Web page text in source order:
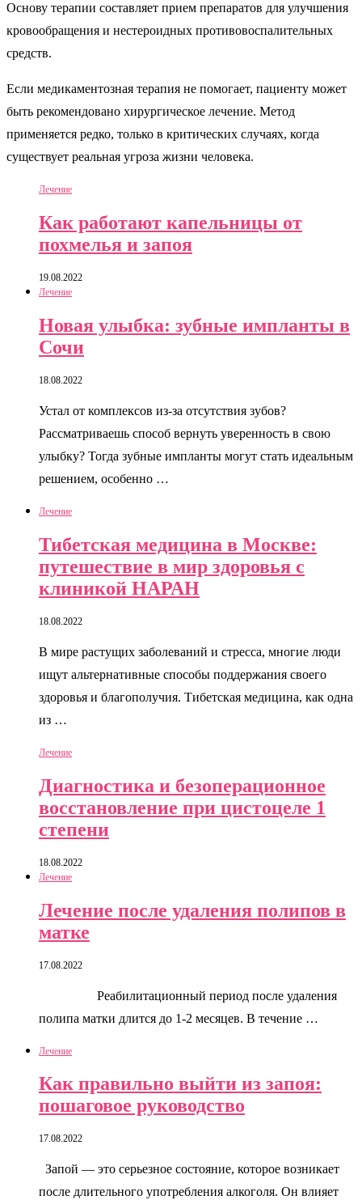
Основу терапии составляет прием препаратов для улучшения
кровообращения и нестероидных противовоспалительных
средств.
Если медикаментозная терапия не помогает, пациенту может
быть рекомендовано хирургическое лечение. Метод
применяется редко, только в критических случаях, когда
существует реальная угроза жизни человека.
Лечение
Как работают капельницы от
похмелья и запоя
19.08.2022
Лечение
Новая улыбка: зубные импланты в
Сочи
18.08.2022
Устал от комплексов из-за отсутствия зубов?
Рассматриваешь способ вернуть уверенность в свою
улыбку? Тогда зубные импланты могут стать идеальным
решением, особенно …
Лечение
Тибетская медицина в Москве:
путешествие в мир здоровья с
клиникой НАРАН
18.08.2022
В мире растущих заболеваний и стресса, многие люди
ищут альтернативные способы поддержания своего
здоровья и благополучия. Тибетская медицина, как одна
из …
Лечение
Диагностика и безоперационное
восстановление при цистоцеле 1
степени
18.08.2022
Лечение
Лечение после удаления полипов в
матке
17.08.2022
Реабилитационный период после удаления
полипа матки длится до 1-2 месяцев. В течение …
Лечение
Как правильно выйти из запоя:
пошаговое руководство
17.08.2022
Запой — это серьезное состояние, которое возникает
после длительного употребления алкоголя. Он влияет